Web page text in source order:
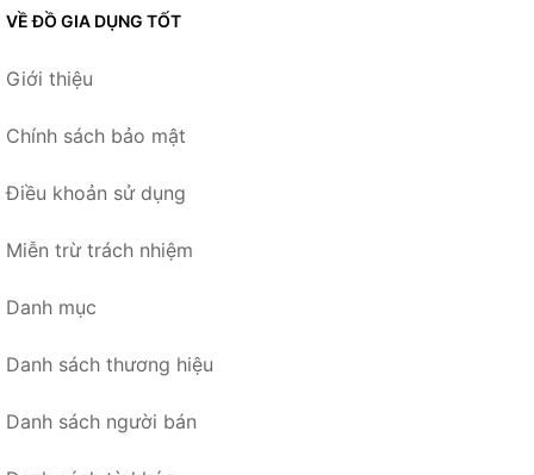
VỀ ĐỒ GIA DỤNG TỐT
Giới thiệu
Chính sách bảo mật
Điều khoản sử dụng
Miễn trừ trách nhiệm
Danh mục
Danh sách thương hiệu
Danh sách người bán